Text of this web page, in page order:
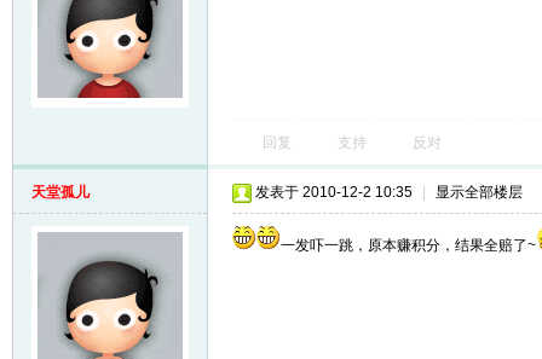
回复 支持 反对
天堂孤儿 发表于 2010-12-2 10:35 显示全部楼层
一发吓一跳，原本赚积分，结果全赔了~